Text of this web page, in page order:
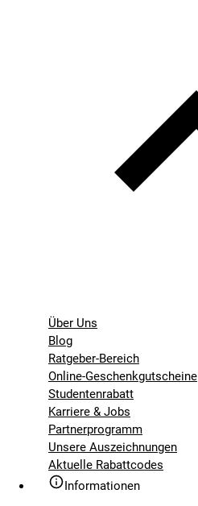
Über Uns
Blog
Ratgeber-Bereich
Online-Geschenkgutscheine
Studentenrabatt
Karriere & Jobs
Partnerprogramm
Unsere Auszeichnungen
Aktuelle Rabattcodes
Informationen